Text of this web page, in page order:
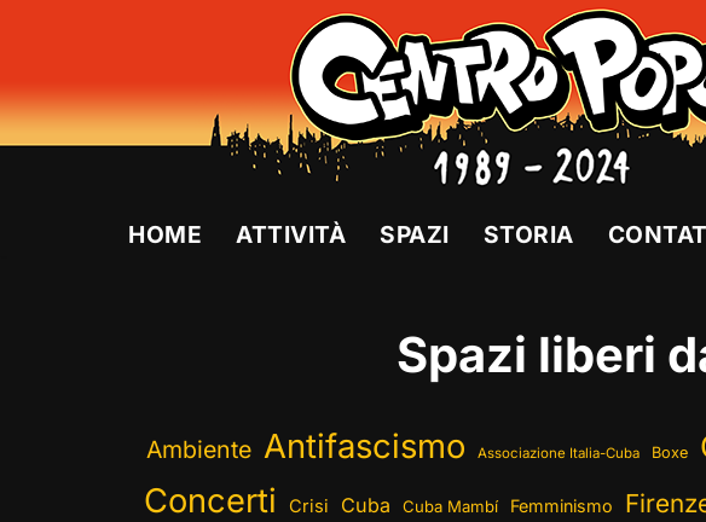
al
HOME ATTIVITÀ SPAZI STORIA
Spazi liberi
Ambiente Antifascismo Associazione Italia-Cuba Boxe
Concerti Crisi Cuba Cuba Mambí Femminismo